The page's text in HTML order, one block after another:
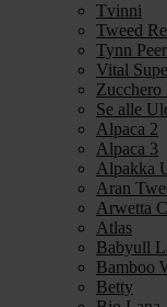
Tvinni
Tweed
Tynn
Vital
Zucchero
Se alle
Alpaca 2
Alpaca 3
Alpakka
Aran
Arwetta
Atlas
Babyull
Bamboo
Betty